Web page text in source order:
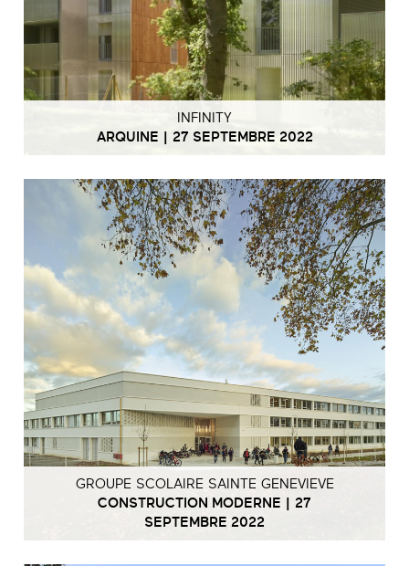
INFINITY
ARQUINE | 27 SEPTEMBRE 2022
GROUPE SCOLAIRE SAINTE GENEVIEVE
CONSTRUCTION MODERNE | 27
SEPTEMBRE 2022